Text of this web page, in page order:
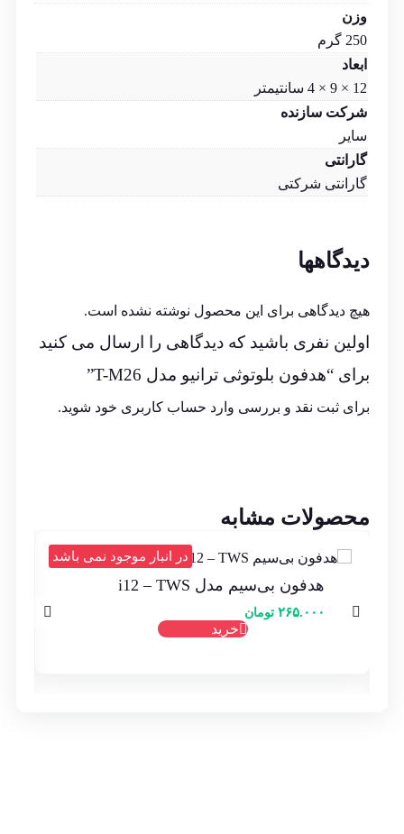
وزن
250 گرم
ابعاد
12 × 9 × 4 سانتیمتر
شرکت سازنده
سایر
گارانتی
گارانتی شرکتی
دیدگاهها
هیچ دیدگاهی برای این محصول نوشته نشده است.
اولین نفری باشید که دیدگاهی را ارسال می کنید
برای “هدفون بلوتوثی ترانیو مدل T-M26”
برای ثبت نقد و بررسی وارد حساب کاربری خود شوید.
محصولات مشابه
در انبار موجود نمی باشد
هدفون بی‌سیم مدل i12 – TWS
۲۶۵.۰۰۰ تومان
خرید